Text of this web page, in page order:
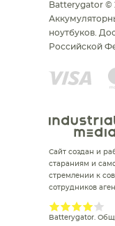
Batterygator ©
ноутбуков.
Российской
Сайт создан и
стараниям и
стремлении к
сотрудников
Batterygator.